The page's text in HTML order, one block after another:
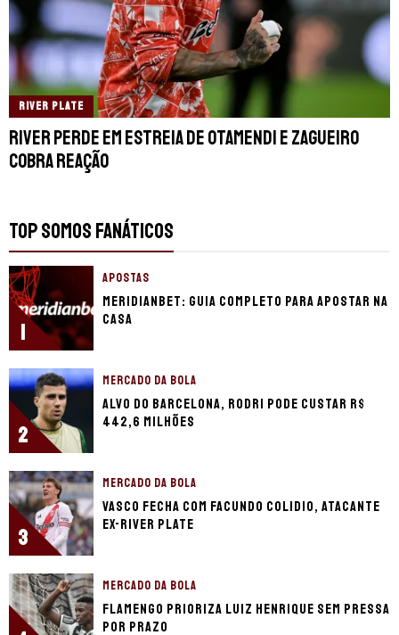
RIVER PLATE
River perde em estreia de Otamendi e zagueiro
cobra reação
TOP SOMOS FANÁTICOS
1
APOSTAS
Meridianbet: guia completo para apostar na
casa
2
MERCADO DA BOLA
Alvo do Barcelona, Rodri pode custar R$
442,6 milhões
3
MERCADO DA BOLA
Vasco fecha com Facundo Colidio, atacante
ex-River Plate
MERCADO DA BOLA
Flamengo prioriza Luiz Henrique sem pressa
por prazo